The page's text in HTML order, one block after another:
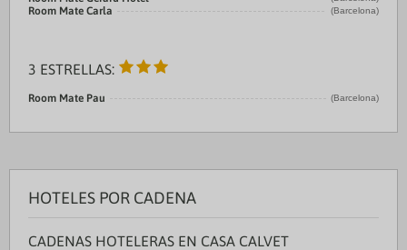
Room Mate Carla (Barcelona)
3 ESTRELLAS:
Room Mate Pau (Barcelona)
HOTELES POR CADENA
CADENAS HOTELERAS EN CASA CALVET